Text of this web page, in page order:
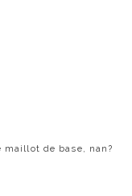
de base, nan?